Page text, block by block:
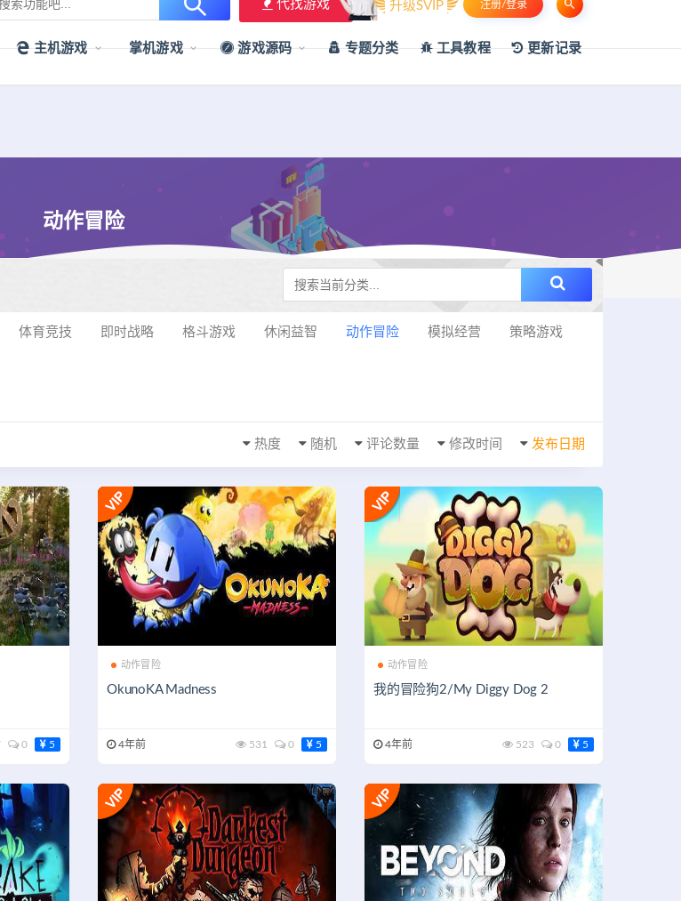
源下载！ 热门标签 资源专题 资源存档
代找游戏 升级SVIP 注册/登录
主机游戏 掌机游戏 游戏源码 专题分类 工具教程 更新记录
动作冒险
体育竞技 即时战略 格斗游戏 休闲益智 动作冒险 模拟经营 策略游戏
发布日期
修改时间
评论数量
随机
热度
0 5
动作冒险
OkunoKA Madness
4年前 531 0 5
动作冒险
我的冒险狗2/My Diggy Dog 2
4年前 523 0 5